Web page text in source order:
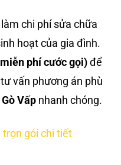
chi phí sửa chữa
hoạt của gia đình.
phí cước gọi)để
vấn phương án phù
Vấp nhanh chóng.
trọn gói chi tiết